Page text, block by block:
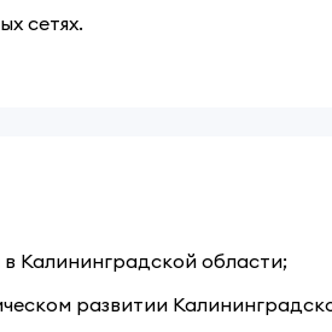
сетях.
Калининградской области;
развитии